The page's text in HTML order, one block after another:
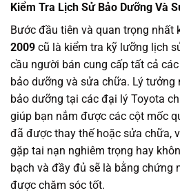
Kiểm Tra Lịch Sử Bảo Dưỡng Và
Bước đầu tiên và quan trọng nhất
2009 cũ là kiểm tra kỹ lưỡng lịch
cầu người bán cung cấp tất cả
bảo dưỡng và sửa chữa. Lý
bảo dưỡng tại các đại lý Toyota
giúp bạn nắm được các cột mốc
đã được thay thế hoặc sửa chữa,
gặp tai nạn nghiêm trọng hay
bạch và đầy đủ sẽ là bằng chứng
được chăm sóc tốt.